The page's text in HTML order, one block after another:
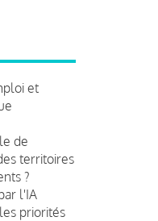
et
de
territoires
?
l'IA
priorités